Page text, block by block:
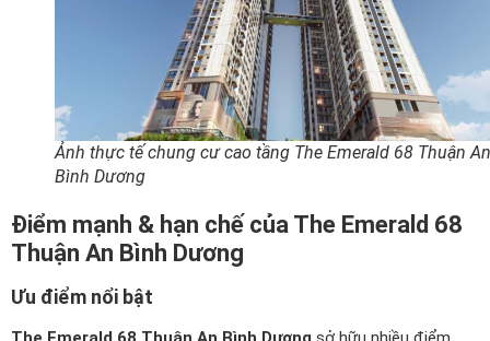
Ảnh thực tế chung cư cao tầng The Emerald 68 Thuận An
Bình Dương
Điểm mạnh & hạn chế của The Emerald 68
Thuận An Bình Dương
Ưu điểm nổi bật